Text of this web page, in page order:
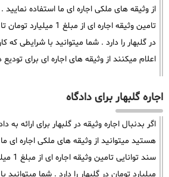
از وثیقه های ملکی اجاره ای ما استفاده نمایید
در گلبهار را دارد . شما میتوانید با شرایطی که
اعلام میکنند از وثیقه های اجاره ای برای تودیع
اجاره گلبهار برای دادگاه
اگر بدنبال اجاره وثیقه در گلبهار برای ارائه به
هستید میتوانید از وثیقه های ملکی اجاره ای
میلیارد تومان در گلبهار را دارد . شما